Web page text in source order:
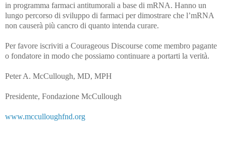
in programma farmaci antitumorali a base di mRNA. Hanno un
lungo percorso di sviluppo di farmaci per dimostrare che l’mRNA
non causerà più cancro di quanto intenda curare.
Per favore iscriviti a Courageous Discourse come membro pagante
o fondatore in modo che possiamo continuare a portarti la verità.
Peter A. McCullough, MD, MPH
Presidente, Fondazione McCullough
www.mcculloughfnd.org